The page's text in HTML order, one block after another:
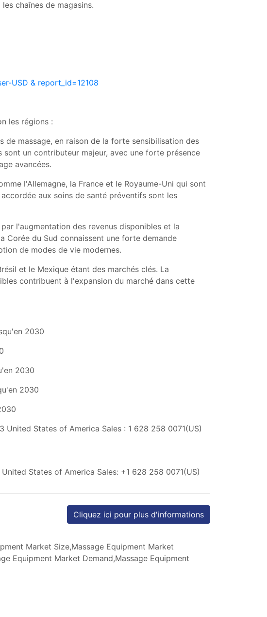
chaînes de magasins.
USD & report_id=12108
les régions :
de massage, en raison de la forte sensibilisation des
un contributeur majeur, avec une forte présence
avancées.
l'Allemagne, la France et le Royaume-Uni qui sont
aux soins de santé préventifs sont les
l'augmentation des revenus disponibles et la
Corée du Sud connaissent une forte demande
de modes de vie modernes.
et le Mexique étant des marchés clés. La
contribuent à l'expansion du marché dans cette
2030
2030
2030
United States of America Sales : 1 628 258 0071(US)
States of America Sales: +1 628 258 0071(US)
Cliquez ici pour plus d'informations
Market Size,Massage Equipment Market
Equipment Market Demand,Massage Equipment